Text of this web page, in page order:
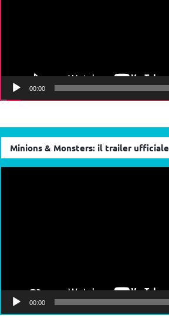
00:00
Minions & Monsters: il trailer ufficiale
00:00